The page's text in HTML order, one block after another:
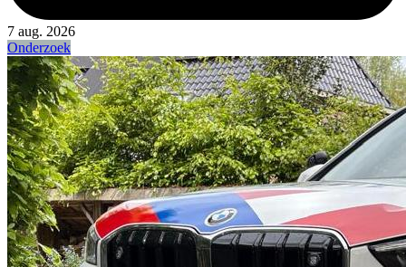
7 aug. 2026
Onderzoek